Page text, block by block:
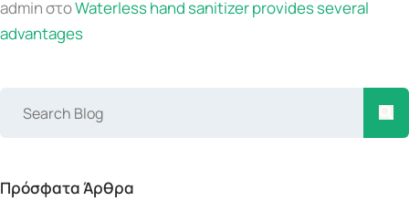
adminστοWaterless hand sanitizer provides several
advantages
Πρόσφατα Άρθρα